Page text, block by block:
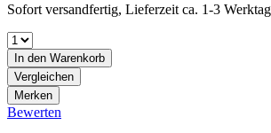
Sofort versandfertig, Lieferzeit ca. 1-3
In den Warenkorb
Vergleichen
Merken
Bewerten